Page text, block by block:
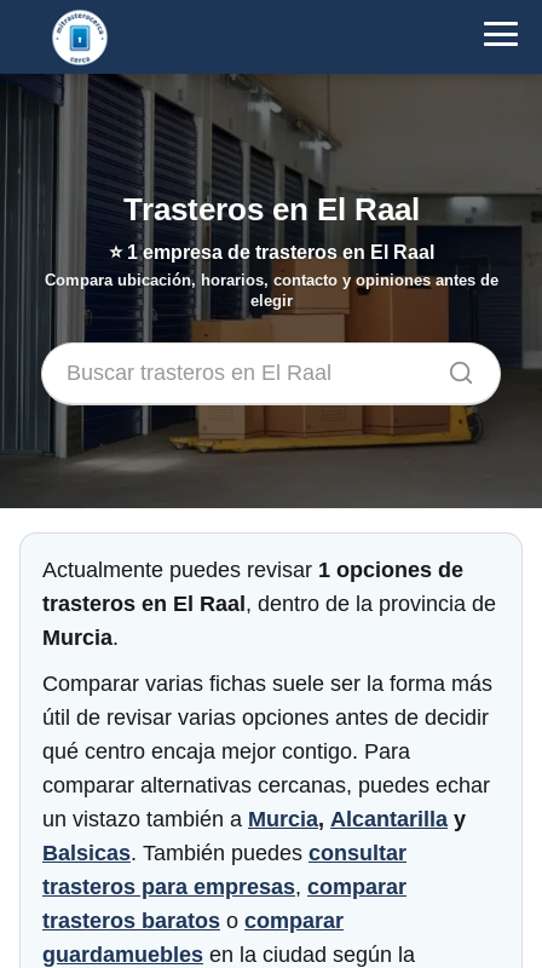
Trasteros en El Raal
⭐ 1empresa de trasteros en El Raal
Compara ubicación, horarios, contacto y opiniones antes de
elegir
Actualmente puedes revisar 1 opciones de
trasteros en El Raal , dentro de la provincia de
Murcia.
Comparar varias fichas suele ser la forma más
útil de revisar varias opciones antes de decidir
qué centro encaja mejor contigo. Para
comparar alternativas cercanas, puedes echar
un vistazo también a Murcia, Alcantarilla y
Balsicas. También puedes consultar
trasteros para empresas, comparar
trasteros baratos o comparar
guardamuebles en la ciudad según la